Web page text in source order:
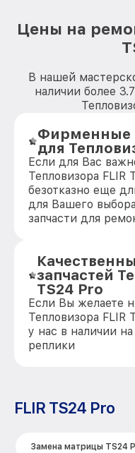
Цены на
В нашей
наличии более
Фирменные
для
Если для Вас
Тепловизора FLIR
безотказно еще
для Вашего
запчасти для
запчастей
TS24 Pro
Если Вы желаете
Тепловизора
у нас в наличии
реплики
FLIR TS24 Pro
Замена матрицы TS24